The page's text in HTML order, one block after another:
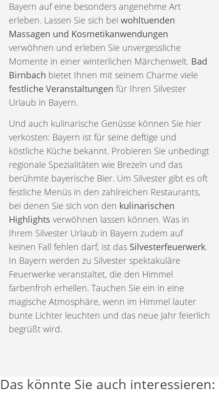
Bayern auf eine besonders angenehme Art
erleben. Lassen Sie sich bei wohltuenden
Massagen und Kosmetikanwendungen
verwöhnen und erleben Sie unvergessliche
Momente in einer winterlichen Märchenwelt. Bad
Birnbach bietet Ihnen mit seinem Charme viele
festliche Veranstaltungen für Ihren Silvester
Urlaub in Bayern.
Und auch kulinarische Genüsse können Sie hier
verkosten: Bayern ist für seine deftige und
köstliche Küche bekannt. Probieren Sie unbedingt
regionale Spezialitäten wie Brezeln und das
berühmte bayerische Bier. Um Silvester gibt es oft
festliche Menüs in den zahlreichen Restaurants,
bei denen Sie sich von den kulinarischen
Highlights verwöhnen lassen können. Was in
Ihrem Silvester Urlaub in Bayern zudem auf
keinen Fall fehlen darf, ist das Silvesterfeuerwerk.
In Bayern werden zu Silvester spektakuläre
Feuerwerke veranstaltet, die den Himmel
farbenfroh erhellen. Tauchen Sie ein in eine
magische Atmosphäre, wenn im Himmel lauter
bunte Lichter leuchten und das neue Jahr feierlich
begrüßt wird.
Das könnte Sie auch interessieren: